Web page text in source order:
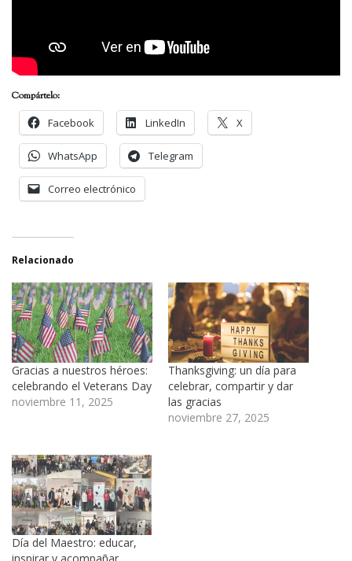
Compártelo:
Facebook
LinkedIn X
WhatsApp Telegram
Correo electrónico
Relacionado
Gracias a nuestros héroes:
celebrando el Veterans Day
noviembre 11, 2025
Thanksgiving: un día para
celebrar, compartir y dar
las gracias
noviembre 27, 2025
Día del Maestro: educar,